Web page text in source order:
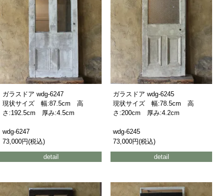
ガラスドア wdg-6247
現状サイズ 幅:87.5cm 高
さ:192.5cm 厚み:4.5cm
wdg-6247
73,000円(税込)
detail
ガラスドア wdg-6245
現状サイズ 幅:78.5cm 高
さ:200cm 厚み:4.2cm
wdg-6245
73,000円(税込)
detail